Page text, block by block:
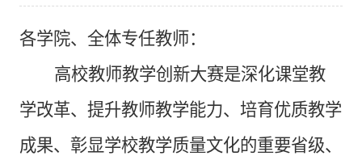
各学院、全体专任教师：
高校教师教学创新大赛是深化课堂教
学改革、提升教师教学能力、培育优质教学
成果、彰显学校教学质量文化的重要省级、